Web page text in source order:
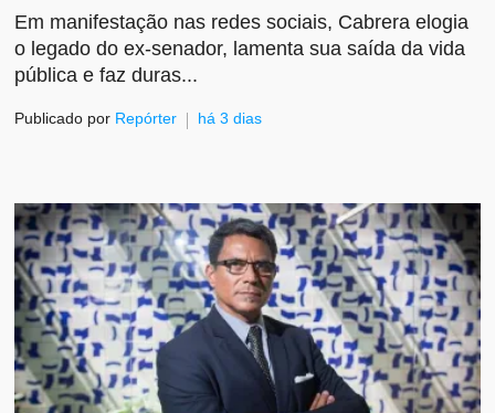
Em manifestação nas redes sociais, Cabrera elogia
o legado do ex-senador, lamenta sua saída da vida
pública e faz duras...
Publicado por Repórter há 3 dias